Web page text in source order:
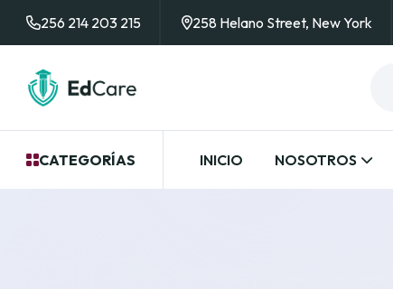
256 214 203 215 258 Helano Street, New York
CATEGORÍAS INICIO NOSOTROS